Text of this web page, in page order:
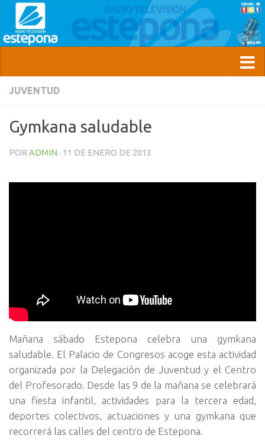
JUVENTUD
Gymkana saludable
POR ADMIN · 11 DE ENERO DE 2013
Mañana sábado Estepona celebra una gymkana
saludable. El Palacio de Congresos acoge esta actividad
organizada por la Delegación de Juventud y el Centro
del Profesorado. Desde las 9 de la mañana se celebrará
una fiesta infantil, actividades para la tercera edad,
deportes colectivos, actuaciones y una gymkana que
recorrerá las calles del centro de Estepona.